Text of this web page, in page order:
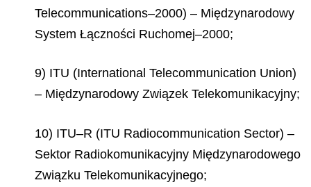
Telecommunications–2000) – Międzynarodowy
System Łączności Ruchomej–2000;
9) ITU (International Telecommunication Union)
– Międzynarodowy Związek Telekomunikacyjny;
10) ITU–R (ITU Radiocommunication Sector) –
Sektor Radiokomunikacyjny Międzynarodowego
Związku Telekomunikacyjnego;